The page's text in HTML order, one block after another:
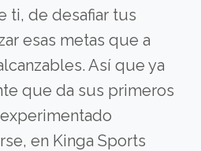
ti, de desafiar tus
esas metas que a
Así que ya
que da sus primeros
en Kinga Sports